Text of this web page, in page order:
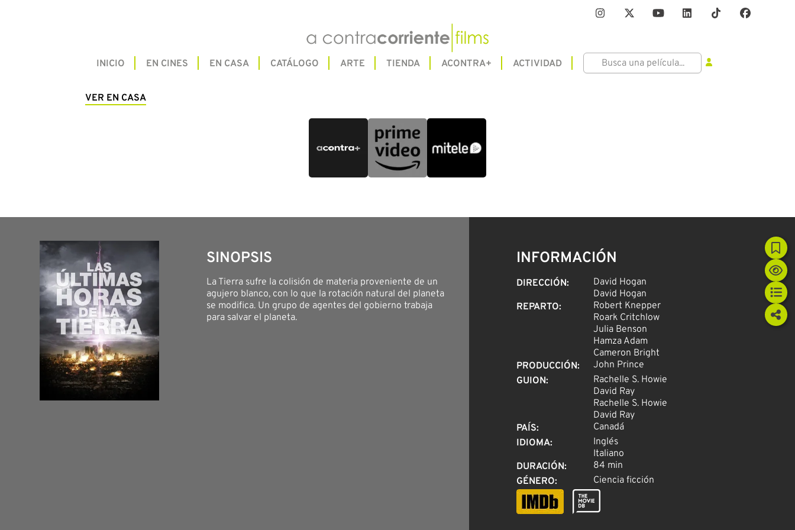
INICIO EN CINES EN CASA CATÁLOGO ARTE TIENDA ACONTRA+ ACTIVIDAD
VER EN CASA
SINOPSIS
La Tierra sufre la colisión de materia proveniente de un
agujero blanco, con lo que la rotación natural del planeta
se modifica. Un grupo de agentes del gobierno trabaja
para salvar el planeta.
INFORMACIÓN
DIRECCIÓN:
David Hogan
David Hogan
REPARTO:
Robert Knepper
Roark Critchlow
Julia Benson
Hamza Adam
Cameron Bright
PRODUCCIÓN:
John Prince
GUION:
Rachelle S. Howie
David Ray
Rachelle S. Howie
David Ray
PAÍS:
Canadá
IDIOMA:
Inglés
Italiano
DURACIÓN:
84 min
GÉNERO: Ciencia ficción